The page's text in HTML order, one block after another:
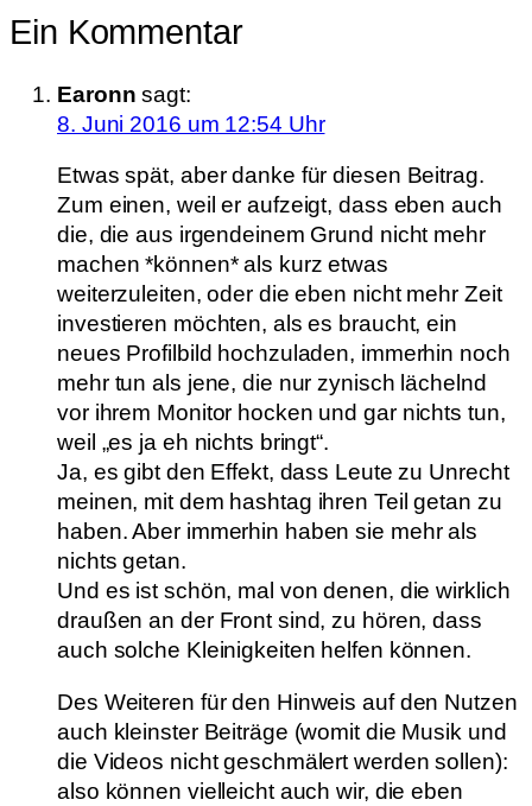
Ein Kommentar
Earonn sagt:
8. Juni 2016 um 12:54 Uhr
Etwas spät, aber danke für diesen Beitrag.
Zum einen, weil er aufzeigt, dass eben auch
die, die aus irgendeinem Grund nicht mehr
machen *können* als kurz etwas
weiterzuleiten, oder die eben nicht mehr Zeit
investieren möchten, als es braucht, ein
neues Profilbild hochzuladen, immerhin noch
mehr tun als jene, die nur zynisch lächelnd
vor ihrem Monitor hocken und gar nichts tun,
weil „es ja eh nichts bringt“.
Ja, es gibt den Effekt, dass Leute zu Unrecht
meinen, mit dem hashtag ihren Teil getan zu
haben. Aber immerhin haben sie mehr als
nichts getan.
Und es ist schön, mal von denen, die wirklich
draußen an der Front sind, zu hören, dass
auch solche Kleinigkeiten helfen können.
Des Weiteren für den Hinweis auf den Nutzen
auch kleinster Beiträge (womit die Musik und
die Videos nicht geschmälert werden sollen):
also können vielleicht auch wir, die eben